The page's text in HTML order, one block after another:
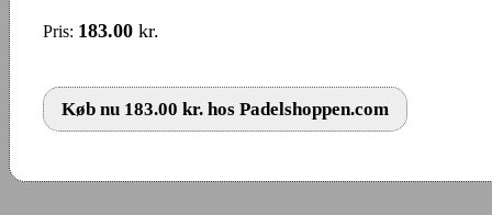
Pris: 183.00 kr.
Køb nu 183.00 kr. hos Padelshoppen.com